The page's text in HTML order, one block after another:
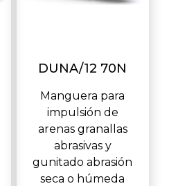
DUNA/12 70N
Manguera para
impulsión de
arenas granallas
abrasivas y
gunitado abrasión
seca o húmeda